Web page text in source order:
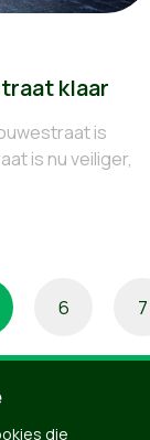
klaar
is
is nu veiliger,
6 7
die